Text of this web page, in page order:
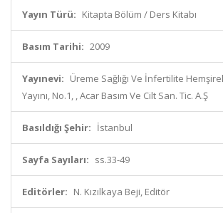
Yayın Türü: Kitapta Bölüm / Ders Kitabı
Basım Tarihi: 2009
Yayınevi: Üreme Sağlığı Ve İnfertilite
Yayını, No.1, , Acar Basım Ve Cilt San. Tic. A.Ş
Basıldığı Şehir: İstanbul
Sayfa Sayıları: ss.33-49
Editörler: N. Kızılkaya Beji, Editör